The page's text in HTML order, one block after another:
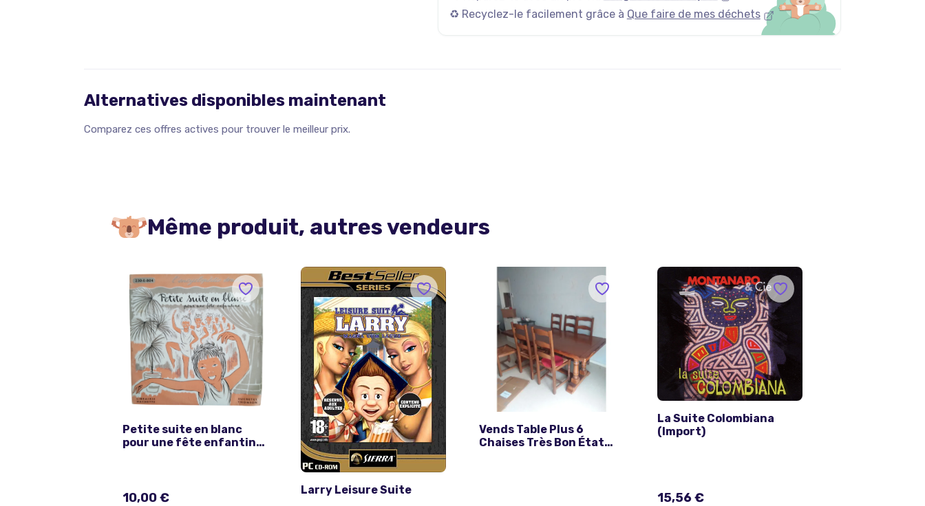
♻️ Recyclez-le facilement grâce à Que faire de mes déchets
Alternatives disponibles maintenant
Comparez ces offres actives pour trouver le meilleur prix.
Même produit, autres vendeurs
Petite suite en blanc
pour une fête enfantine
10,00 €
Larry Leisure Suite
Vends Table Plus 6
Chaises Très Bon État
La Suite Colombiana
(Import)
15,56 €